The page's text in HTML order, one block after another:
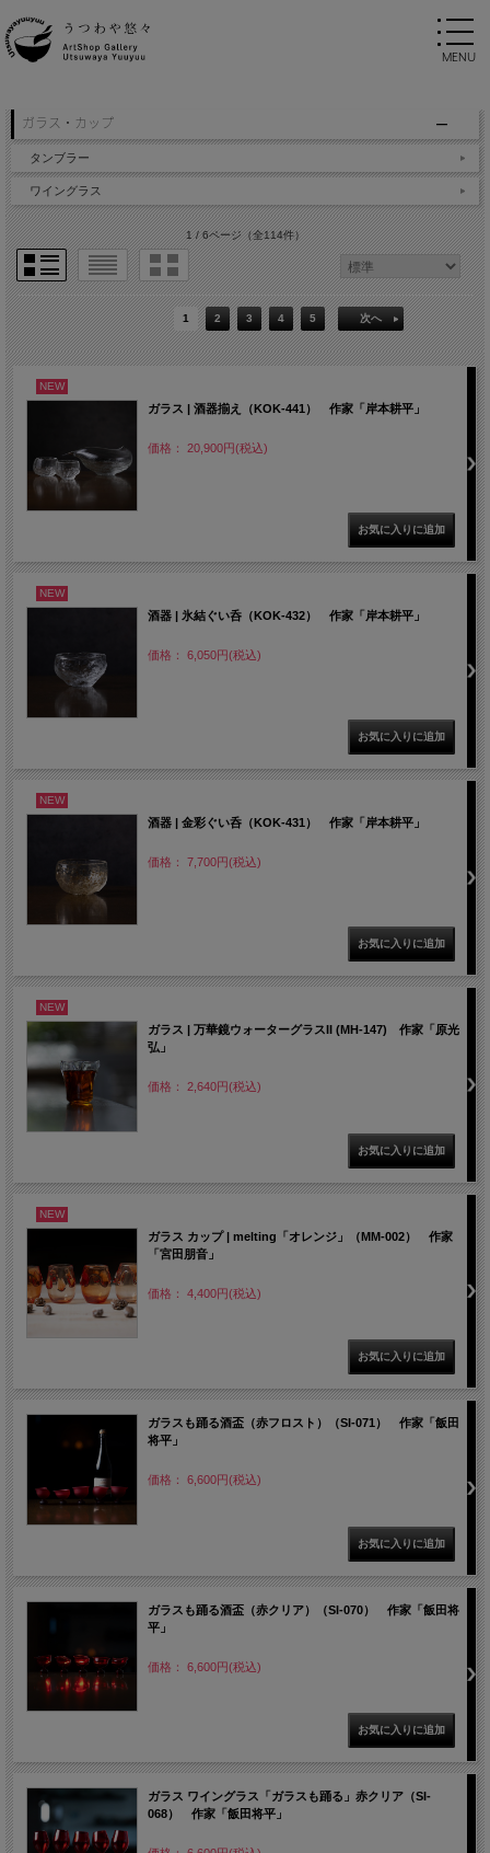
ガラス・カップ
タンブラー
ワイングラス
1 / 6ページ（全114件）
1 2 3 4 5 次へ
NEW
ガラス | 酒器揃え（KOK-441） 作家「岸本耕平」
価格： 20,900円(税込)
NEW
酒器 | 氷結ぐい呑（KOK-432） 作家「岸本耕平」
価格： 6,050円(税込)
NEW
酒器 | 金彩ぐい呑（KOK-431） 作家「岸本耕平」
価格： 7,700円(税込)
NEW
ガラス | 万華鏡ウォーターグラスII (MH-147) 作家「原光
弘」
価格： 2,640円(税込)
NEW
ガラス カップ | melting「オレンジ」（MM-002） 作家
「宮田朋音」
価格： 4,400円(税込)
ガラスも踊る酒盃（赤フロスト）（SI-071） 作家「飯田
将平」
価格： 6,600円(税込)
ガラスも踊る酒盃（赤クリア）（SI-070） 作家「飯田将
平」
価格： 6,600円(税込)
ガラス ワイングラス「ガラスも踊る」赤クリア（SI-
068） 作家「飯田将平」